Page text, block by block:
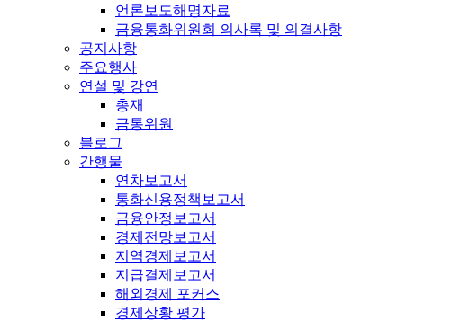
언론보도해명자료
금융통화위원회 의사록 및 의결사항
공지사항
주요행사
연설 및 강연
총재
금통위원
블로그
간행물
연차보고서
통화신용정책보고서
금융안정보고서
경제전망보고서
지역경제보고서
지급결제보고서
해외경제 포커스
경제상황 평가